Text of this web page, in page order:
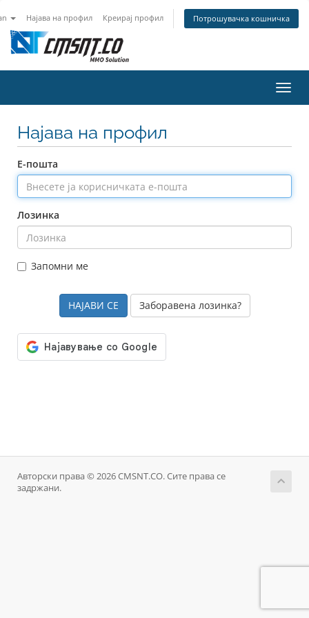
Најава на профил Креирај профил Потрошувачка кошничка
ја
Најава на профил
Е-пошта
Лозинка
Запомни ме
Заборавена лозинка?
Авторски права © 2026 CMSNT.CO. Сите права се
задржани.